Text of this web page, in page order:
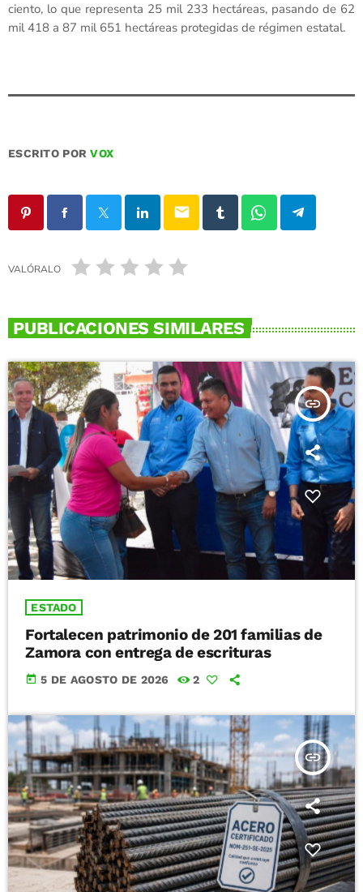
ciento, lo que representa 25 mil 233 hectáreas, pasando de 62
mil 418 a 87 mil 651 hectáreas protegidas de régimen estatal.
ESCRITO PORVOX
email
VALÓRALO
PUBLICACIONES SIMILARES
insert_link
ESTADO
Fortalecen patrimonio de 201 familias de
Zamora con entrega de escrituras
today 5 DE AGOSTO DE 2026 2
insert_link